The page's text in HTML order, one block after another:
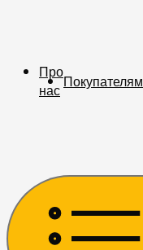
Про
нас Покупателям